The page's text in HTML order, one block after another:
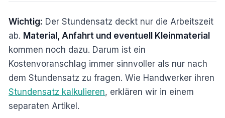
Wichtig: Der Stundensatz deckt nur die Arbeitszeit
ab. Material, Anfahrt und eventuell Kleinmaterial
kommen noch dazu. Darum ist ein
Kostenvoranschlag immer sinnvoller als nur nach
dem Stundensatz zu fragen. Wie Handwerker ihren
Stundensatz kalkulieren, erklären wir in einem
separaten Artikel.